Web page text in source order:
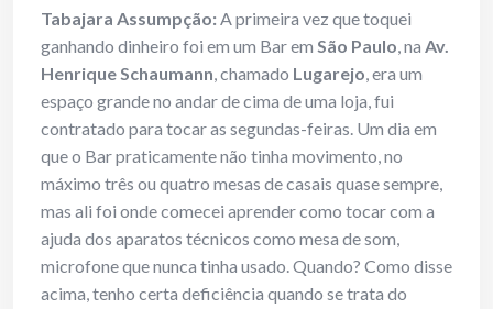
Tabajara Assumpção:A primeira vez que toquei
ganhando dinheiro foi em um Bar em São Paulo, na Av.
Henrique Schaumann, chamado Lugarejo, era um
espaço grande no andar de cima de uma loja, fui
contratado para tocar as segundas-feiras. Um dia em
que o Bar praticamente não tinha movimento, no
máximo três ou quatro mesas de casais quase sempre,
mas ali foi onde comecei aprender como tocar com a
ajuda dos aparatos técnicos como mesa de som,
microfone que nunca tinha usado. Quando? Como disse
acima, tenho certa deficiência quando se trata do